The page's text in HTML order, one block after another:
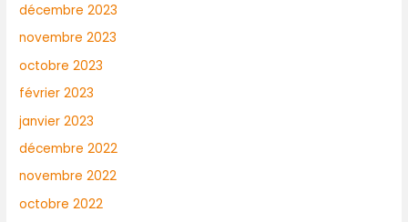
décembre 2023
novembre 2023
octobre 2023
février 2023
janvier 2023
décembre 2022
novembre 2022
octobre 2022